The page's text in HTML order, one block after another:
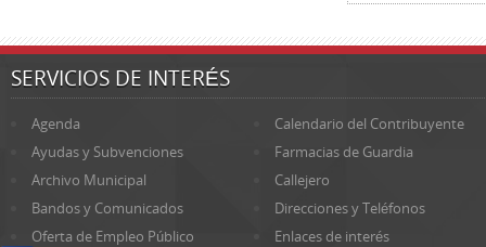
SERVICIOS DE INTERÉS
Agenda
Calendario del Contribuyente
Ayudas y Subvenciones
Farmacias de Guardia
Archivo Municipal
Callejero
Bandos y Comunicados
Direcciones y Teléfonos
Oferta de Empleo Público
Enlaces de interés